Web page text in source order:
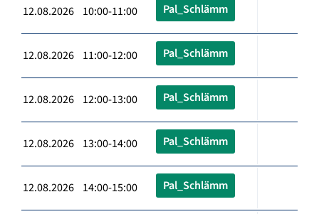
12.08.2026 10:00-11:00 Pal_Schlämm
12.08.2026 11:00-12:00 Pal_Schlämm
12.08.2026 12:00-13:00 Pal_Schlämm
12.08.2026 13:00-14:00 Pal_Schlämm
12.08.2026 14:00-15:00 Pal_Schlämm